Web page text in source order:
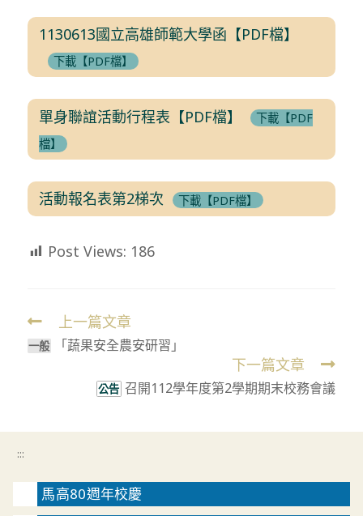
1130613國立高雄師範大學函【PDF檔】
下載【PDF檔】
單身聯誼活動行程表【PDF檔】
下載【PDF
檔】
活動報名表第2梯次 下載【PDF檔】
Post Views: 186
Read
more
上一篇文章
⼀般 「蔬果安全農安研習」
下一篇文章
公告 召開112學年度第2學期期末校務會議
:::
馬高80週年校慶